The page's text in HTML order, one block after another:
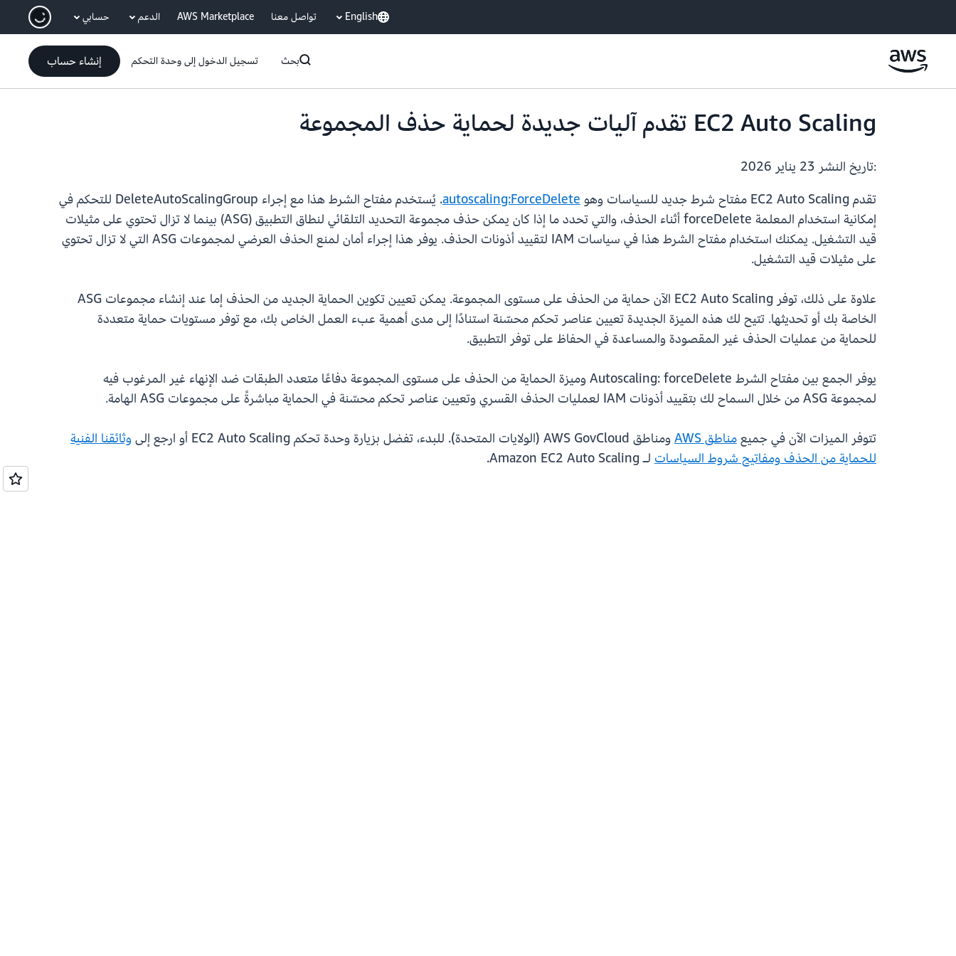
انتقل إلى المحتوى الرئيسي English تواصل معنا AWS Marketplace الدعم حسابي
بحث تسجيل الدخول إلى وحدة التحكم إنشاء حساب
EC2 Auto Scaling تقدم آليات جديدة لحماية حذف المجموعة
:تاريخ النشر
تقدم EC2 Auto Scaling مفتاح شرط جديد للسياسات وهو
autoscaling:ForceDelete
. يُستخدم مفتاح الشرط هذا مع إجراء DeleteAutoScalingGroup للتحكم في
إمكانية استخدام المعلمة forceDelete أثناء الحذف، والتي تحدد ما إذا كان يمكن حذف مجموعة التحديد التلقائي لنطاق التطبيق (ASG) بينما لا تزال تحتوي على مثيلات
قيد التشغيل. يمكنك استخدام مفتاح الشرط هذا في سياسات IAM لتقييد أذونات الحذف. يوفر هذا إجراء أمان لمنع الحذف العرضي لمجموعات ASG التي لا تزال تحتوي
على مثيلات قيد التشغيل.
علاوة على ذلك، توفر EC2 Auto Scaling الآن حماية من الحذف على مستوى المجموعة. يمكن تعيين تكوين الحماية الجديد من الحذف إما عند إنشاء مجموعات ASG
الخاصة بك أو تحديثها. تتيح لك هذه الميزة الجديدة تعيين عناصر تحكم محسّنة استنادًا إلى مدى أهمية عبء العمل الخاص بك، مع توفر مستويات حماية متعددة
للحماية من عمليات الحذف غير المقصودة والمساعدة في الحفاظ على توفر التطبيق.
يوفر الجمع بين مفتاح الشرط Autoscaling: forceDelete وميزة الحماية من الحذف على مستوى المجموعة دفاعًا متعدد الطبقات ضد الإنهاء غير المرغوب فيه
لمجموعة ASG من خلال السماح لك بتقييد أذونات IAM لعمليات الحذف القسري وتعيين عناصر تحكم محسّنة في الحماية مباشرةً على مجموعات ASG الهامة.
تتوفر الميزات الآن في جميعمناطق AWS ومناطق AWS GovCloud (الولايات المتحدة). للبدء، تفضل بزيارة وحدة تحكم EC2 Auto Scaling أو ارجع إلى
وثائقنا الفنية
للحماية من الحذفومفاتيح شروط السياسات لـ Amazon EC2 Auto Scaling.